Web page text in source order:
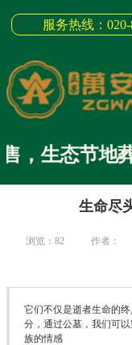
服务热线：020-
，生态节地
生命尽
浏览： 82 作者：
它们不仅是逝者生命的
分，通过公墓，我们可
族的情感